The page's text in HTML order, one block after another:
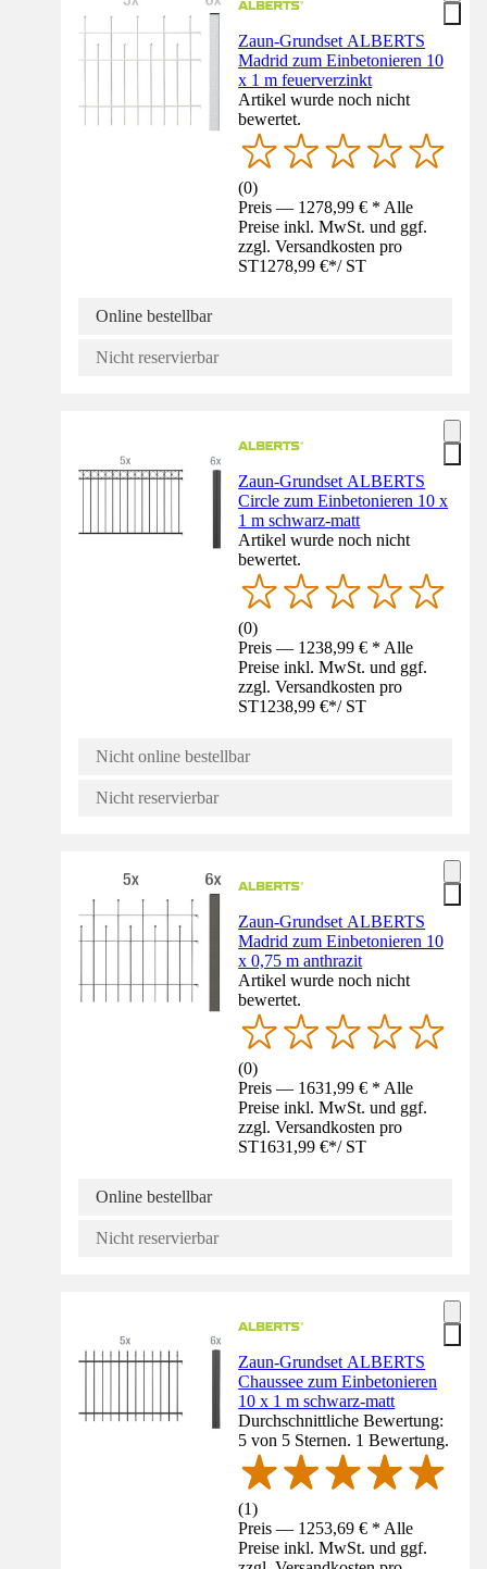
Zaun-Grundset ALBERTS
Madrid zum Einbetonieren 10
x 1 m feuerverzinkt
Artikel wurde noch nicht
bewertet.
(0)
Preis — 1278,99 € * Alle
Preise inkl. MwSt. und ggf.
zzgl. Versandkosten pro
ST1278,99 €*/ ST
Online bestellbar
Nicht reservierbar
Zaun-Grundset ALBERTS
Circle zum Einbetonieren 10 x
1 m schwarz-matt
Artikel wurde noch nicht
bewertet.
(0)
Preis — 1238,99 € * Alle
Preise inkl. MwSt. und ggf.
zzgl. Versandkosten pro
ST1238,99 €*/ ST
Nicht online bestellbar
Nicht reservierbar
Zaun-Grundset ALBERTS
Madrid zum Einbetonieren 10
x 0,75 m anthrazit
Artikel wurde noch nicht
bewertet.
(0)
Preis — 1631,99 € * Alle
Preise inkl. MwSt. und ggf.
zzgl. Versandkosten pro
ST1631,99 €*/ ST
Online bestellbar
Nicht reservierbar
Zaun-Grundset ALBERTS
Chaussee zum Einbetonieren
10 x 1 m schwarz-matt
Durchschnittliche Bewertung:
5 von 5 Sternen. 1 Bewertung.
(1)
Preis — 1253,69 € * Alle
Preise inkl. MwSt. und ggf.